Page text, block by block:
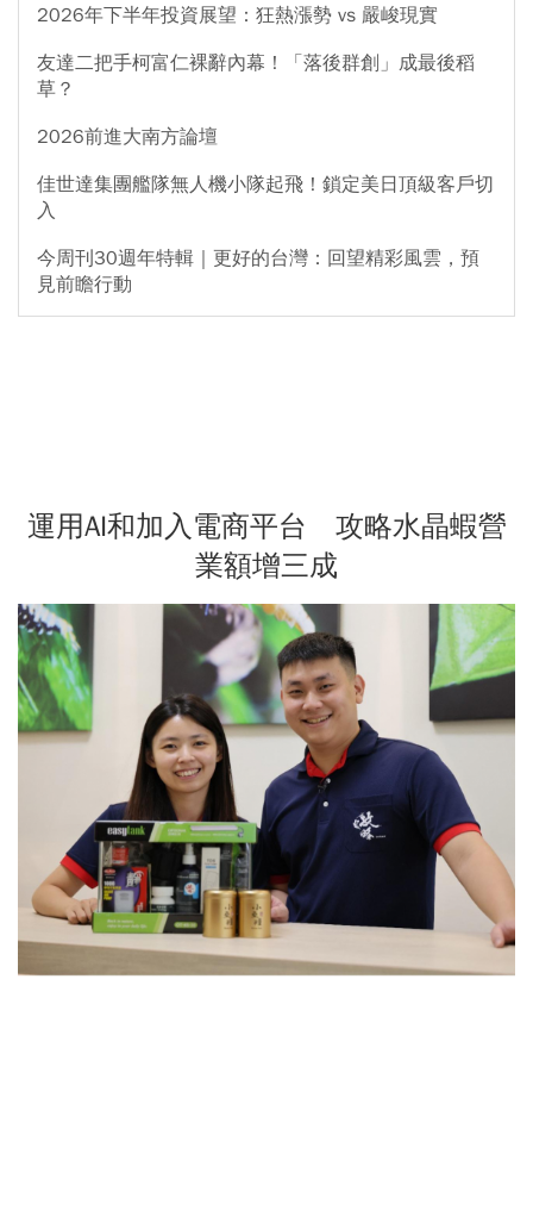
2026年下半年投資展望：狂熱漲勢 vs 嚴峻現實
友達二把手柯富仁裸辭內幕！「落後群創」成最後稻
草？
2026前進大南方論壇
佳世達集團艦隊無人機小隊起飛！鎖定美日頂級客戶切
入
今周刊30週年特輯｜更好的台灣：回望精彩風雲，預
見前瞻行動
運用AI和加入電商平台 攻略水晶蝦營
業額增三成